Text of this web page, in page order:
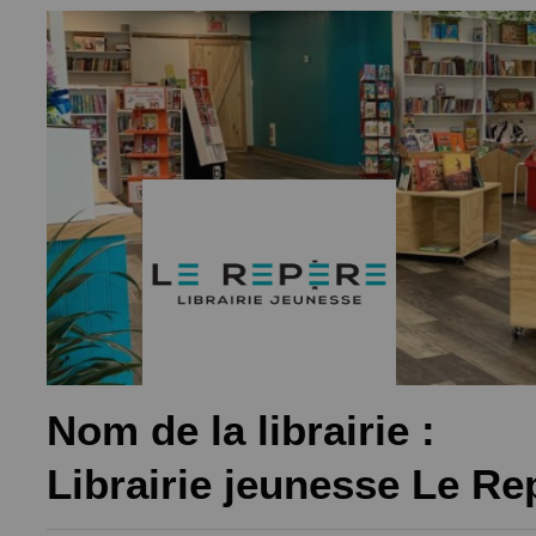
Nom de la librairie :
Librairie jeunesse Le